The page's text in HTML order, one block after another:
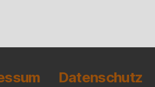
Datenschutz